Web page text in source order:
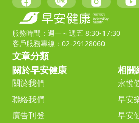
服務時間：週一～週五 8:30-17:30
客戶服務專線：02-29128060
文章分類
關於早安健康
關於我們
聯絡我們
廣告刊登
相關
永悅
早安
早安